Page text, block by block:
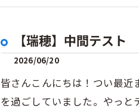
【瑞穂】中間テスト
2026/06/20
皆さんこんにちは！つい最近
を過ごしていました。やっ